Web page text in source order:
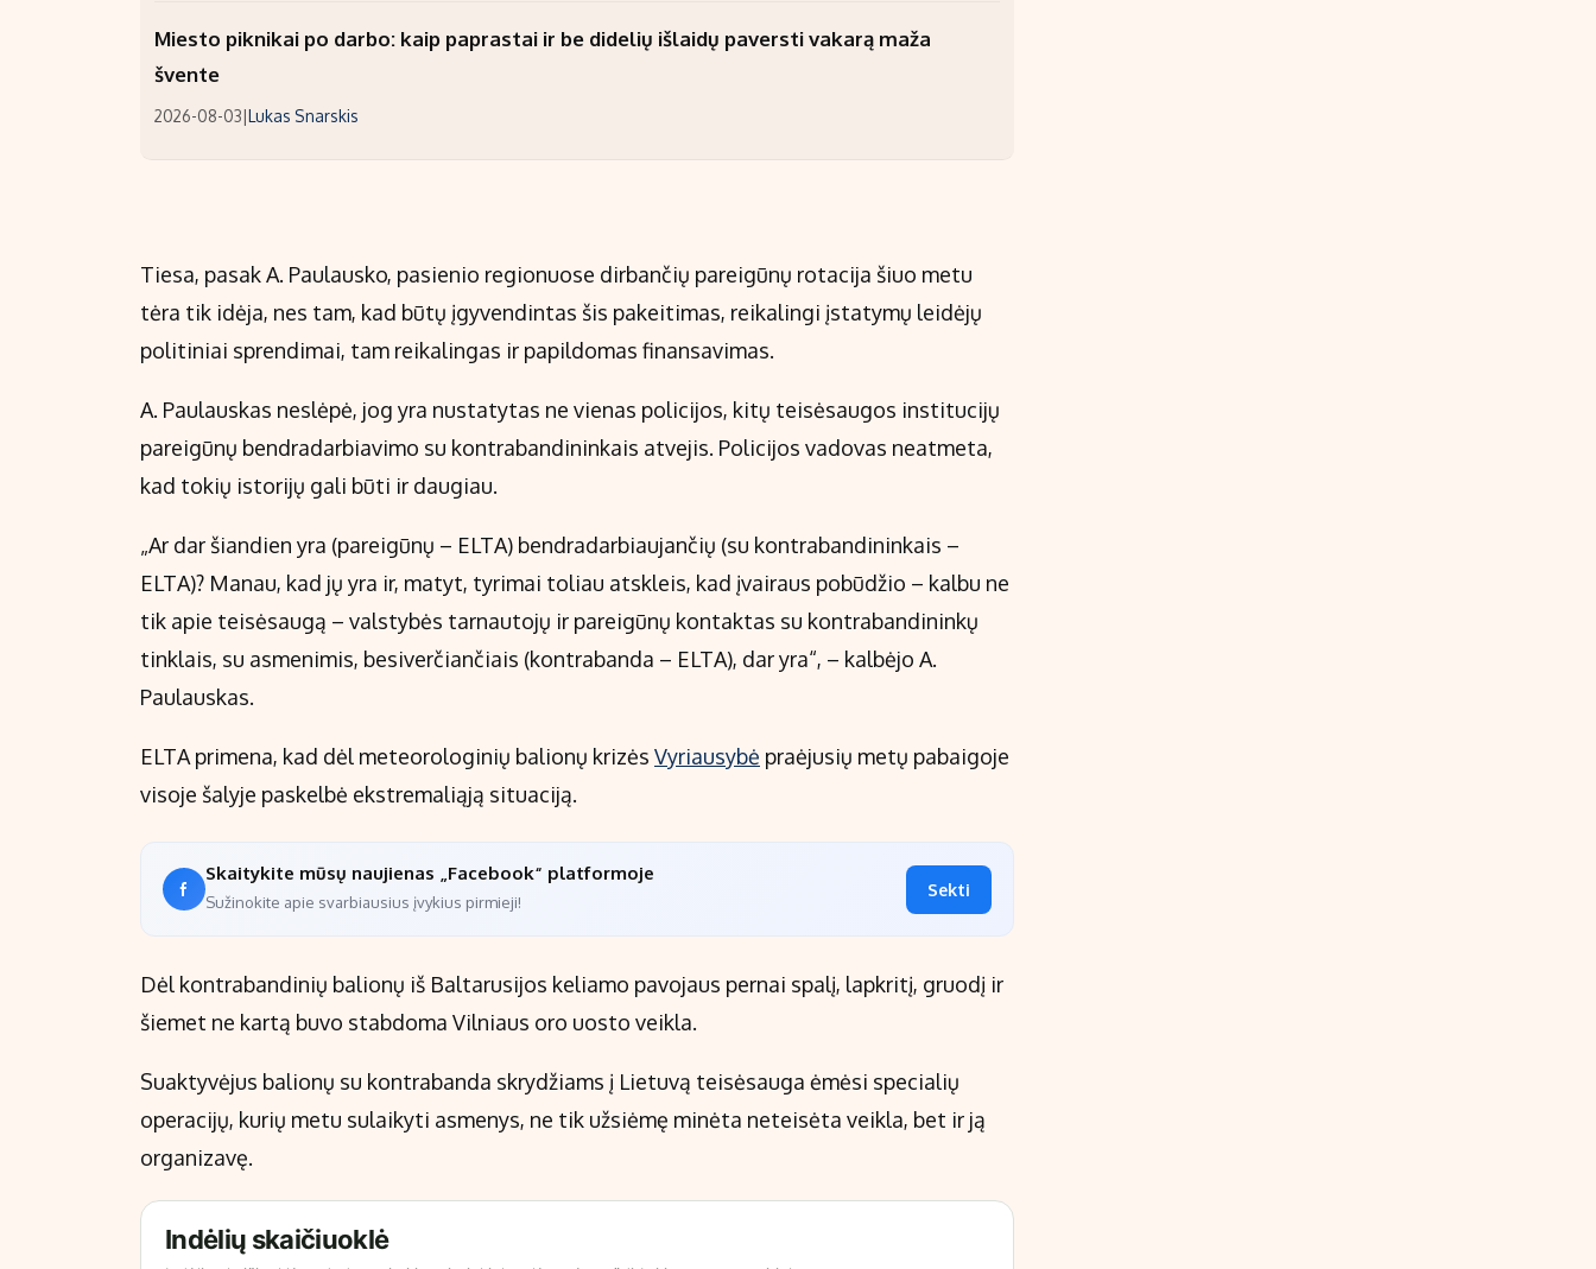
Miesto piknikai po darbo: kaip paprastai ir be didelių išlaidų paversti vakarą maža
švente
2026-08-03|Lukas Snarskis
Tiesa, pasak A. Paulausko, pasienio regionuose dirbančių pareigūnų rotacija šiuo metu
tėra tik idėja, nes tam, kad būtų įgyvendintas šis pakeitimas, reikalingi įstatymų leidėjų
politiniai sprendimai, tam reikalingas ir papildomas finansavimas.
A. Paulauskas neslėpė, jog yra nustatytas ne vienas policijos, kitų teisėsaugos institucijų
pareigūnų bendradarbiavimo su kontrabandininkais atvejis. Policijos vadovas neatmeta,
kad tokių istorijų gali būti ir daugiau.
„Ar dar šiandien yra (pareigūnų – ELTA) bendradarbiaujančių (su kontrabandininkais –
ELTA)? Manau, kad jų yra ir, matyt, tyrimai toliau atskleis, kad įvairaus pobūdžio – kalbu ne
tik apie teisėsaugą – valstybės tarnautojų ir pareigūnų kontaktas su kontrabandininkų
tinklais, su asmenimis, besiverčiančiais (kontrabanda – ELTA), dar yra“, – kalbėjo A.
Paulauskas.
ELTA primena, kad dėl meteorologinių balionų krizės Vyriausybė praėjusių metų pabaigoje
visoje šalyje paskelbė ekstremaliąją situaciją.
Skaitykite mūsų naujienas „Facebook“ platformoje
Sužinokite apie svarbiausius įvykius pirmieji!
Sekti
Dėl kontrabandinių balionų iš Baltarusijos keliamo pavojaus pernai spalį, lapkritį, gruodį ir
šiemet ne kartą buvo stabdoma Vilniaus oro uosto veikla.
Suaktyvėjus balionų su kontrabanda skrydžiams į Lietuvą teisėsauga ėmėsi specialių
operacijų, kurių metu sulaikyti asmenys, ne tik užsiėmę minėta neteisėta veikla, bet ir ją
organizavę.